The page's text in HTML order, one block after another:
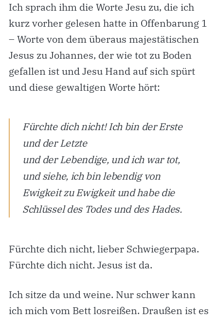
Ich sprach ihm die Worte Jesu zu, die ich
kurz vorher gelesen hatte in Offenbarung 1
– Worte von dem überaus majestätischen
Jesus zu Johannes, der wie tot zu Boden
gefallen ist und Jesu Hand auf sich spürt
und diese gewaltigen Worte hört:
Fürchte dich nicht! Ich bin der Erste
und der Letzte
und der Lebendige, und ich war tot,
und siehe, ich bin lebendig von
Ewigkeit zu Ewigkeit und habe die
Schlüssel des Todes und des Hades.
Fürchte dich nicht, lieber Schwiegerpapa.
Fürchte dich nicht. Jesus ist da.
Ich sitze da und weine. Nur schwer kann
ich mich vom Bett losreißen. Draußen ist es